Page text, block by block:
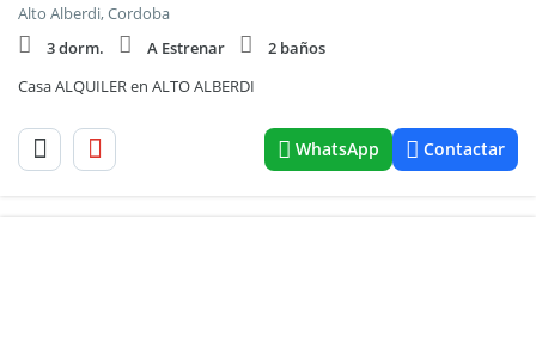
Alto Alberdi, Cordoba
3 dorm.
A Estrenar
2 baños
Casa ALQUILER en ALTO ALBERDI
WhatsApp Contactar